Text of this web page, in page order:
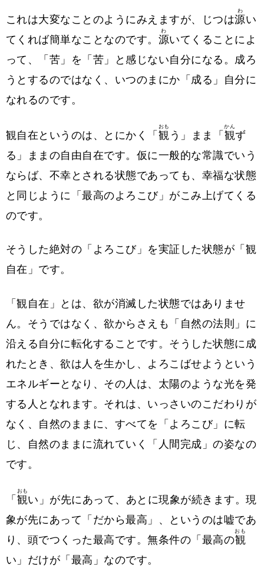
これは大変なことのようにみえますが、じつは源
わ
い
てくれば簡単なことなのです。 源
わ
いてくることによ
って、「苦」を「苦」と感じない自分になる。成ろ
うとするのではなく、いつのまにか「成る」自分に
なれるのです。
観自在というのは、とにかく「 観
おも
う」まま「 観
かん
ず
る」ままの自由自在です。仮に一般的な常識でいう
ならば、不幸とされる状態であっても、幸福な状態
と同じように「最高のよろこび」がこみ上げてくる
のです。
そうした絶対の「よろこび」を実証した状態が「観
自在」です。
「観自在」とは、欲が消滅した状態ではありませ
ん。そうではなく、欲からさえも「自然の法則」に
沿える自分に転化することです。そうした状態に成
れたとき、欲は人を生かし、よろこばせようという
エネルギーとなり、その人は、太陽のような光を発
する人となれます。それは、いっさいのこだわりが
なく、自然のままに、すべてを「よろこび」に転
じ、自然のままに流れていく「人間完成」の姿なの
です。
「 観
おも
い」が先にあって、あとに現象が続きます。現
象が先にあって「だから最高」、というのは嘘であ
り、頭でつくった最高です。無条件の「最高の観
おも
い」だけが「最高」なのです。